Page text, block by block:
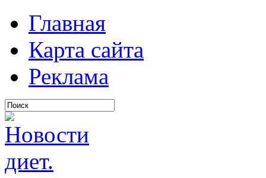
Главная
Карта сайта
Реклама